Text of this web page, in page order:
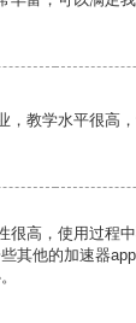
，教学水平很高
很高，使用过程
其他的加速器